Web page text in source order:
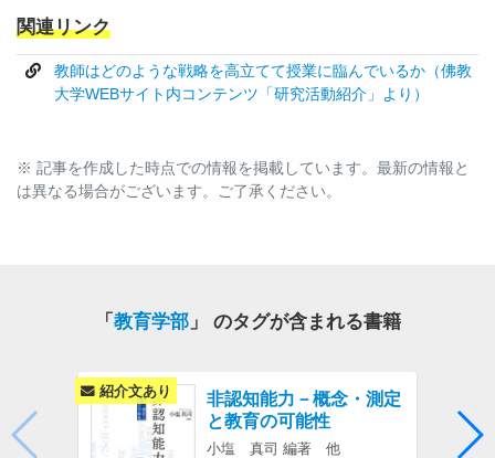
関連リンク
教師はどのような戦略を高立てて授業に臨んでいるか（佛教
大学WEBサイト内コンテンツ「研究活動紹介」より）
※ 記事を作成した時点での情報を掲載しています。最新の情報と
は異なる場合がございます。ご了承ください。
「 教育学部」 のタグが含まれる書籍
非認知能力－概念・測定
と教育の可能性
小塩 真司 編著 他
紹介文あり